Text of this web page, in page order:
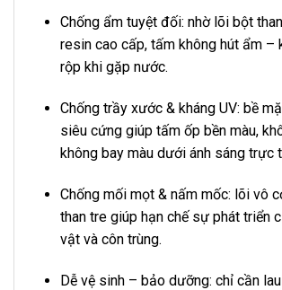
Chống ẩm tuyệt đối: nhờ lõi bột
resin cao cấp, tấm không hút ẩm –
rộp khi gặp nước.
Chống trầy xước & kháng UV: bề
siêu cứng giúp tấm ốp bền màu,
không bay màu dưới ánh sáng trực
Chống mối mọt & nấm mốc: lõi vô
than tre giúp hạn chế sự phát triển
vật và côn trùng.
Dễ vệ sinh – bảo dưỡng: chỉ cần